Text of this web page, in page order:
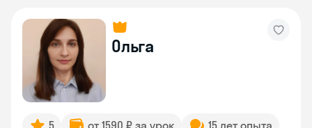
Ольга
5 от 1590 ₽ за урок
15 лет опыта